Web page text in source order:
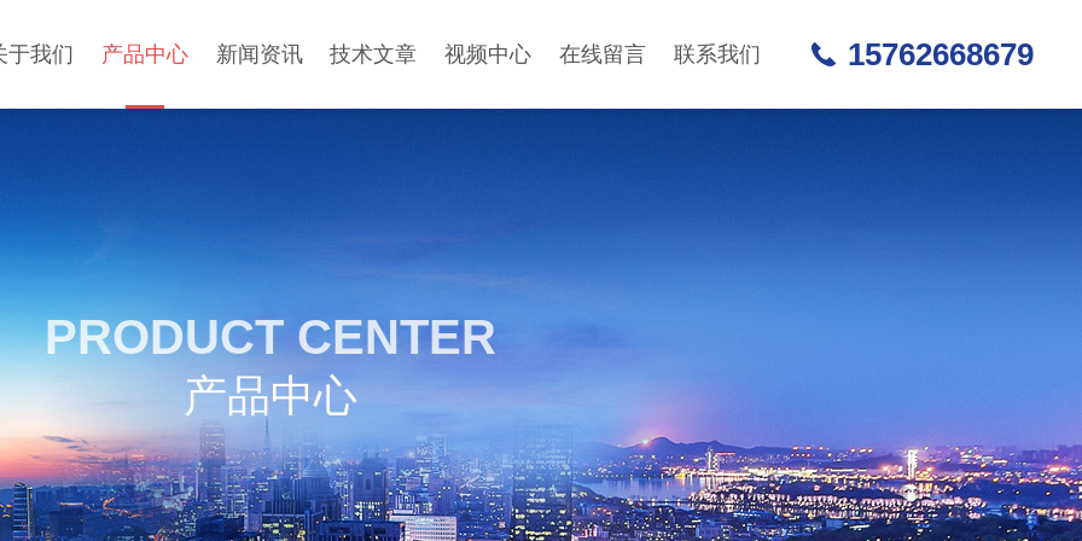
于我们 产品中心 新闻资讯 技术文章 视频中心 在线留言 联系我们 15762668679
PRODUCT CENTER
产品中心